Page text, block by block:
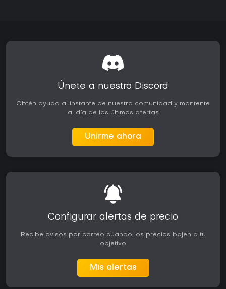
Únete a nuestro Discord
Obtén ayuda al instante de nuestra comunidad y mantente
al día de las últimas ofertas
Unirme ahora
Configurar alertas de precio
Recibe avisos por correo cuando los precios bajen a tu
objetivo
Mis alertas